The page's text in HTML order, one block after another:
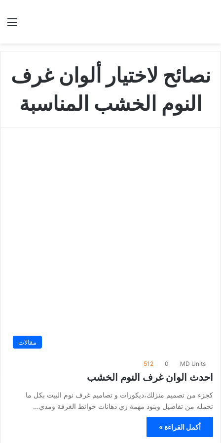
نصائح لاختيار ألوان غرف
النوم الخشب المناسبة
مقالات
MD Units
0
512
احدث الوان غرف النوم الخشب
كجزء من تصميم منزلك،ديكورات و تصاميم غرف نوم البيت بكل ما
تحمله من تفاصيل وبنود مهمة زي دهانات حوائط الغرفة ومدي…
أكمل القراءة »